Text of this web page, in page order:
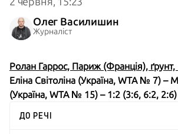
Олег Василишин
Журналіст
Ролан Гаррос, Париж (Франція),
Еліна Світоліна (Україна, WTA № 7) –
(Україна, WTA № 15) – 1:2 (3:6, 6:2, 2:6)
ДО РЕЧІ